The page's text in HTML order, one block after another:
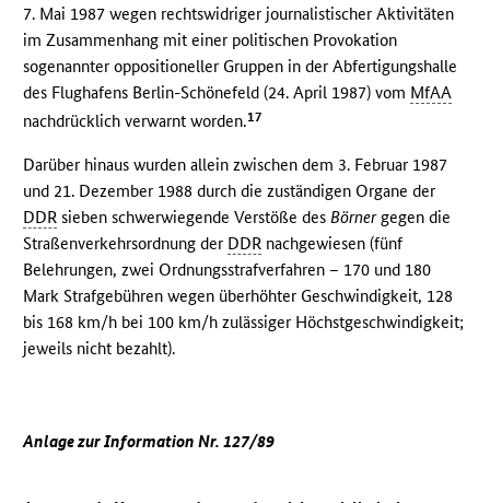
7. Mai 1987 wegen rechtswidriger journalistischer Aktivitäten
im Zusammenhang mit einer politischen Provokation
sogenannter oppositioneller Gruppen in der Abfertigungshalle
des Flughafens Berlin-Schönefeld (24. April 1987) vom MfAA
nachdrücklich verwarnt worden.17
Darüber hinaus wurden allein zwischen dem 3. Februar 1987
und 21. Dezember 1988 durch die zuständigen Organe der
DDR sieben schwerwiegende Verstöße desBörnergegen die
Straßenverkehrsordnung der DDR nachgewiesen (fünf
Belehrungen, zwei Ordnungsstrafverfahren – 170 und 180
Mark Strafgebühren wegen überhöhter Geschwindigkeit, 128
bis 168 km/h bei 100 km/h zulässiger Höchstgeschwindigkeit;
jeweils nicht bezahlt).
Anlage zur Information Nr. 127/89